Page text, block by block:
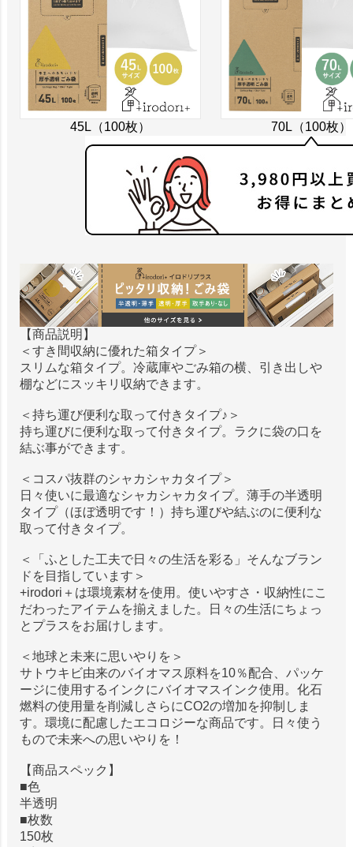
45L（100枚） 70L（100枚）
【商品説明】
＜すき間収納に優れた箱タイプ＞
スリムな箱タイプ。冷蔵庫やごみ箱の横、引き出しや
棚などにスッキリ収納できます。
＜持ち運び便利な取って付きタイプ♪＞
持ち運びに便利な取って付きタイプ。ラクに袋の口を
結ぶ事ができます。
＜コスパ抜群のシャカシャカタイプ＞
日々使いに最適なシャカシャカタイプ。薄手の半透明
タイプ（ほぼ透明です！）持ち運びや結ぶのに便利な
取って付きタイプ。
＜「ふとした工夫で日々の生活を彩る」そんなブラン
ドを目指しています＞
+irodori＋は環境素材を使用。使いやすさ・収納性にこ
だわったアイテムを揃えました。日々の生活にちょっ
とプラスをお届けします。
＜地球と未来に思いやりを＞
サトウキビ由来のバイオマス原料を10％配合、パッケ
ージに使用するインクにバイオマスインク使用。化石
燃料の使用量を削減しさらにCO2の増加を抑制しま
す。環境に配慮したエコロジーな商品です。日々使う
もので未来への思いやりを！
【商品スペック】
■色
半透明
■枚数
150枚